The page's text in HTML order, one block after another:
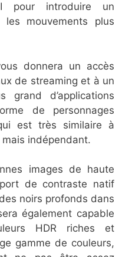
pour introduire un
mouvements plus
donnera un accès
de streaming et à un
grand d’applications
de personnages
est très similaire à
indépendant.
images de haute
de contraste natif
noirs profonds dans
également capable
HDR riches et
gamme de couleurs,